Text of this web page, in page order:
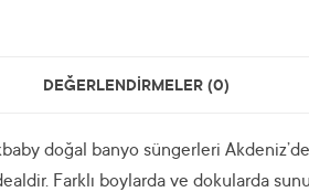
DEĞERLENDİRMELER (0)
doğal banyo süngerleri
Farklı boylarda ve dokularda